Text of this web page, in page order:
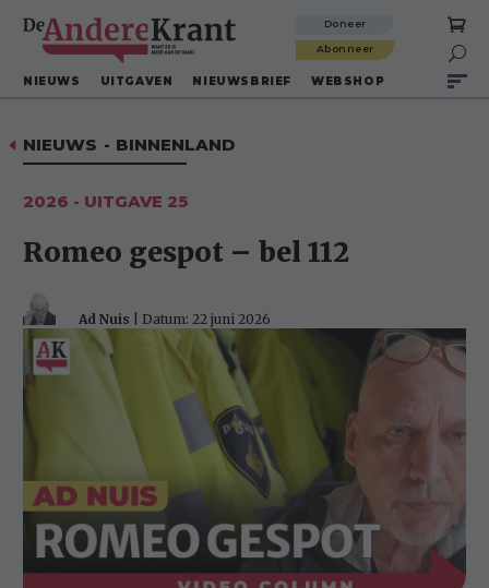
Doneer
Abonneer 
NIEUWS UITGAVEN NIEUWSBRIEF WEBSHOP
D NIEUWS - BINNENLAND
2026 - UITGAVE 25
Romeo gespot – bel 112
Ad Nuis | Datum: 22 juni 2026